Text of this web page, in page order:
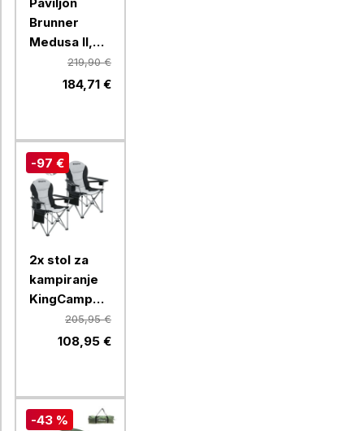
Paviljon
Brunner
Medusa II,
0102034NC30,
300 x 300
219,90 €
184,71 €
-97 €
2x stol za
kampiranje
KingCamp
Simpsons
KC2008,
205,95 €
108,95 €
-43 %